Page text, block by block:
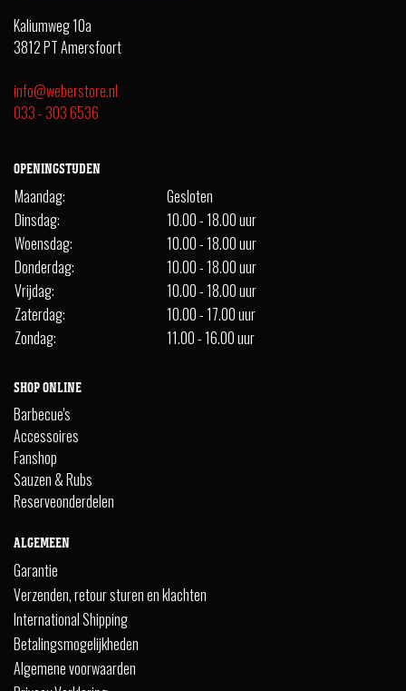
Kaliumweg 10a
3812 PT Amersfoort
info@weberstore.nl
033 - 303 6536
OPENINGSTIJDEN
Maandag:
Gesloten
Dinsdag:
10.00 - 18.00 uur
Woensdag:
10.00 - 18.00 uur
Donderdag:
10.00 - 18.00 uur
Vrijdag:
10.00 - 18.00 uur
Zaterdag:
10.00 - 17.00 uur
Zondag:
11.00 - 16.00 uur
SHOP ONLINE
Barbecue's
Accessoires
Fanshop
Sauzen & Rubs
Reserveonderdelen
ALGEMEEN
Garantie
Verzenden, retour sturen en klachten
International Shipping
Betalingsmogelijkheden
Algemene voorwaarden